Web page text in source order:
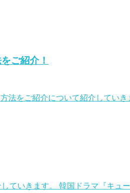
ご紹介！
法をご紹介について紹介してい
ていきます。 韓国ドラマ『キュ